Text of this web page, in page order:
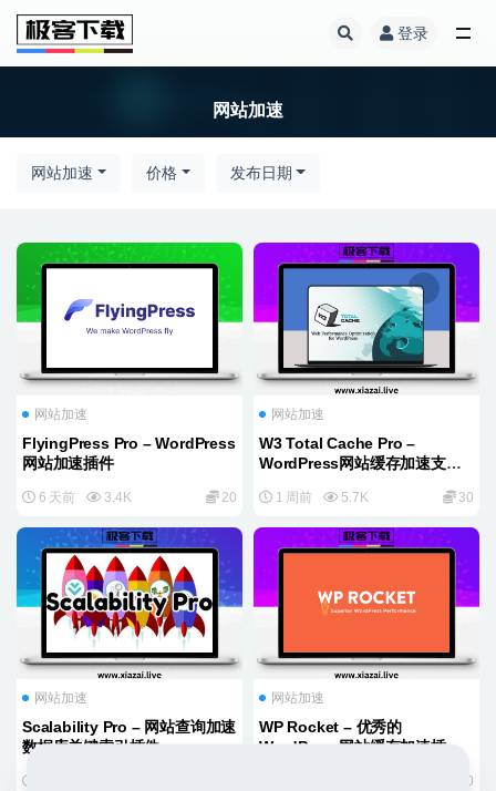
登录
网站加速
网站加速 价格 发布日期
网站加速
FlyingPress Pro – WordPress
网站加速插件
6 天前 3.4K 20
网站加速
W3 Total Cache Pro –
WordPress网站缓存加速支持
1 周前 5.7K 30
网站加速
Scalability Pro – 网站查询加速
数据库关键索引插件
网站加速
WP Rocket – 优秀的
WordPress网站缓存加速插件
20
全部